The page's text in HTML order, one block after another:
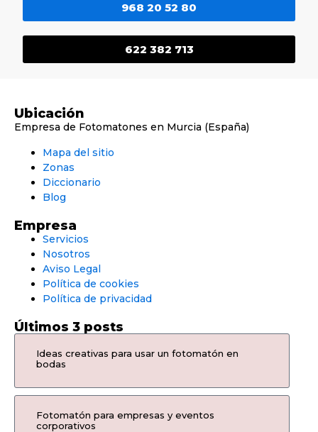
622 382 713
968 20 52 80
Ubicación
Empresa de Fotomatones en Murcia (España)
Mapa del sitio
Zonas
Diccionario
Blog
Empresa
Servicios
Nosotros
Aviso Legal
Política de cookies
Política de privacidad
Últimos 3 posts
Ideas creativas para usar un fotomatón en
bodas
Fotomatón para empresas y eventos
corporativos